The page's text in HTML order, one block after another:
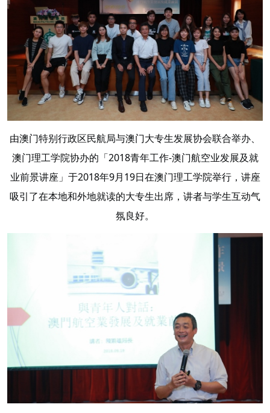
由澳门特别行政区民航局与澳门大专生发展协会联合举办、
澳门理工学院协办的「2018青年工作-澳门航空业发展及就
业前景讲座」于2018年9月19日在澳门理工学院举行，讲座
吸引了在本地和外地就读的大专生出席，讲者与学生互动气
氛良好。